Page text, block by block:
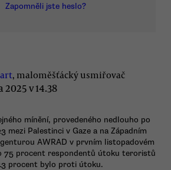
Zapomněli jste heslo?
, maloměšťácký usmiřovač
2025 v 14.38
mínění, provedeného nedlouho po
mezi Palestinci v Gaze a na Západním
AWRAD v prvním listopadovém
75 procent respondentů útoku teroristů
procent bylo proti útoku.